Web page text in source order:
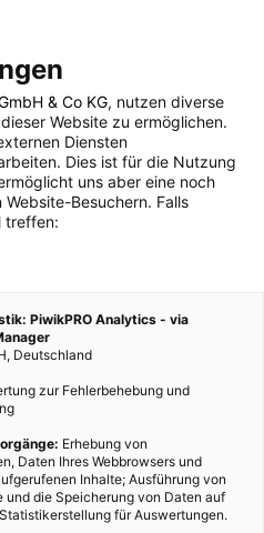
BY TAG
Flugzeug
& Co KG, nutzen diverse
Website zu ermöglichen.
Diensten
Dies ist für die Nutzung
uns aber eine noch
Besuchern. Falls
treffen:
PiwikPRO Analytics - via
Deutschland
zur Fehlerbehebung und
Erhebung von
Daten Ihres Webbrowsers und
Inhalte; Ausführung von
und die Speicherung von Daten auf
für Auswertungen.